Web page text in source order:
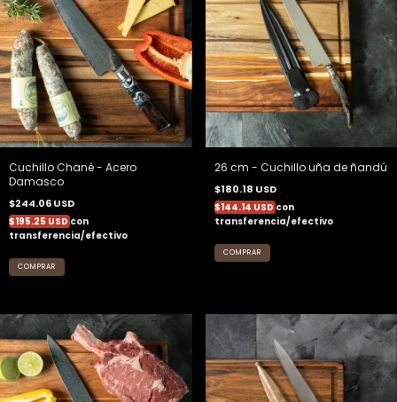
Cuchillo Chané - Acero
Damasco
$244.06 USD
$195.25 USDcon
transferencia/efectivo
26 cm - Cuchillo uña de ñandú
$180.18 USD
$144.14 USDcon
transferencia/efectivo